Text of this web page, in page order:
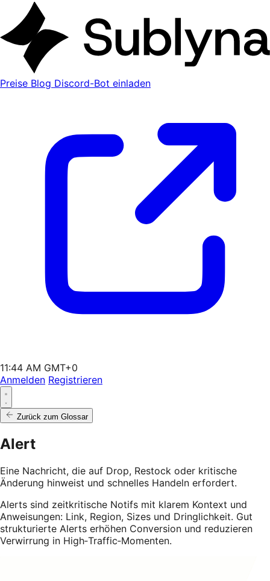
Preise Blog Discord-Bot einladen
11:44 AM GMT+0
Anmelden Registrieren
Zurück zum Glossar
Alert
Eine Nachricht, die auf Drop, Restock oder kritische
Änderung hinweist und schnelles Handeln erfordert.
Alerts sind zeitkritische Notifs mit klarem Kontext und
Anweisungen: Link, Region, Sizes und Dringlichkeit. Gut
strukturierte Alerts erhöhen Conversion und reduzieren
Verwirrung in High‑Traffic‑Momenten.